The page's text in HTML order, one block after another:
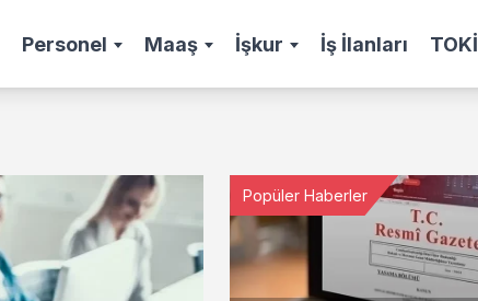
Personel Maaş İşkur İş İlanları TOKİ
Popüler Haberler